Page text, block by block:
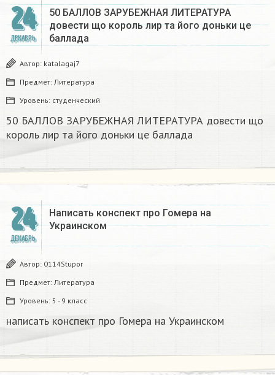
24
ДЕКАБРЬ
50 БАЛЛОВ ЗАРУБЕЖНАЯ ЛИТЕРАТУРА
довести що король лир та його доньки це
баллада
Автор: katalagaj7
Предмет: Литература
Уровень: студенческий
50 БАЛЛОВ ЗАРУБЕЖНАЯ ЛИТЕРАТУРА довести що
король лир та його доньки це баллада
24
ДЕКАБРЬ
Написать конспект про Гомера на
Украинском​
Автор: 0114Stupor
Предмет: Литература
Уровень: 5 - 9 класс
написать конспект про Гомера на Украинском​